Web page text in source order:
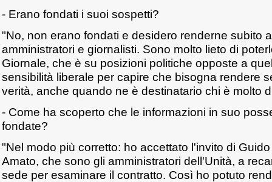
- Erano fondati i suoi sospetti?
"No, non erano fondati e desidero renderne subito
amministratori e giornalisti. Sono molto lieto di
Giornale, che è su posizioni politiche opposte a
sensibilità liberale per capire che bisogna rendere
verità, anche quando ne è destinatario chi è molto
- Come ha scoperto che le informazioni in suo
fondate?
"Nel modo più corretto: ho accettato l'invito di
Amato, che sono gli amministratori dell'Unità, a
sede per esaminare il contratto. Così ho potuto